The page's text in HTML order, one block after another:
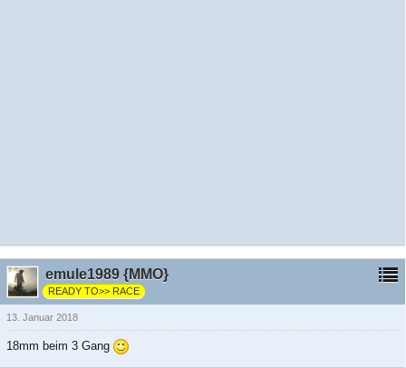
emule1989 {MMO}
READY TO>> RACE
13. Januar 2018
18mm beim 3 Gang